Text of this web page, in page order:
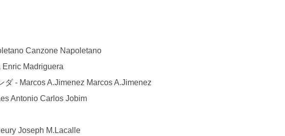
Canzone Napoletano
Madriguera
- Marcos A.Jimenez Marcos A.Jimenez
Antonio Carlos Jobim
Joseph M.Lacalle